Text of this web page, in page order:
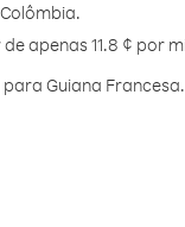
apenas 11.8 ¢ por
Guiana Francesa.